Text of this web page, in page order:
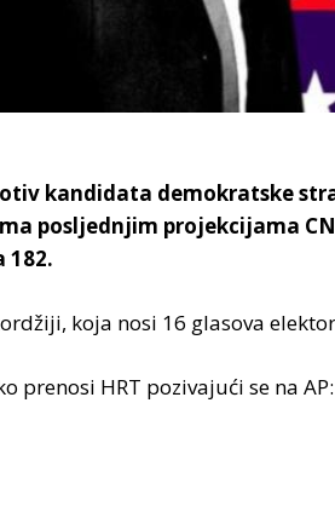
kandidata demokratske
posljednjim projekcijama
182.
koja nosi 16 glasova
prenosi HRT pozivajući se na AP: